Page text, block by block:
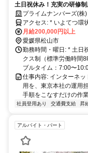
土日祝休み！充実の研修
と連携を取るアシスタン
プライムナンバーズ(株)
アクセス: * いよてつ環状線 大街道駅 から 徒歩５分 * 自転車／自
家用車通勤可 ただし駐
月給200,000円以上
愛媛県松山市
勤務時間・曜日: * 土日
クス制（標準労働時間
ブルタイム：7:00〜
仕事内容: インターネ
用を、東京本社の運用
手順をこなすだけの作
社員登用あり 交通費支給 昇
アルバイト・パート